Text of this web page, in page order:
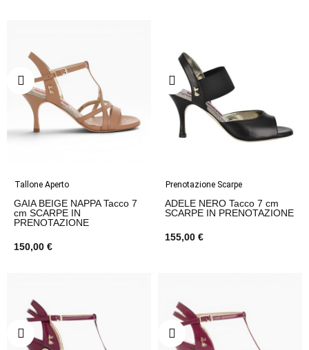
Tallone Aperto
GAIA BEIGE NAPPA Tacco 7
cm SCARPE IN
PRENOTAZIONE
150,00 €
Prenotazione Scarpe
ADELE NERO Tacco 7 cm
SCARPE IN PRENOTAZIONE
155,00 €